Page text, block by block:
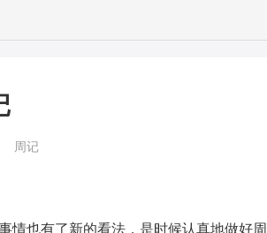
周记
也有了新的看法，是时候认真地做好周